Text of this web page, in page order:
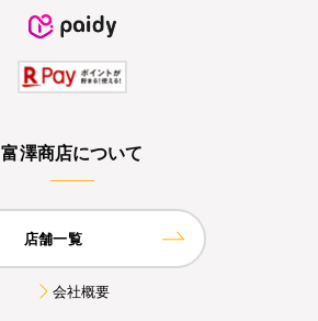
富澤商店について
店舗一覧
会社概要